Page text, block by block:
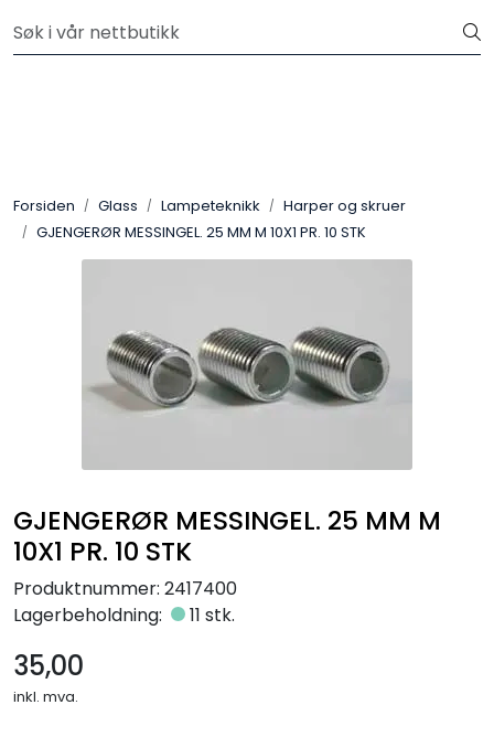
Velkommen til vår nye nettbutikk! Besøk Min side for mer
Forsiden Glass Lampeteknikk
Harper og skruer
GJENGERØR MESSINGEL. 25 MM M 10X1 PR. 10 STK
GJENGERØR MESSINGEL. 25 MM M
10X1 PR. 10 STK
Produktnummer: 2417400
Lagerbeholdning:
11 stk.
35,00
inkl. mva.
Pulverglasur
Råmaterialer
Gipsformer
Glass